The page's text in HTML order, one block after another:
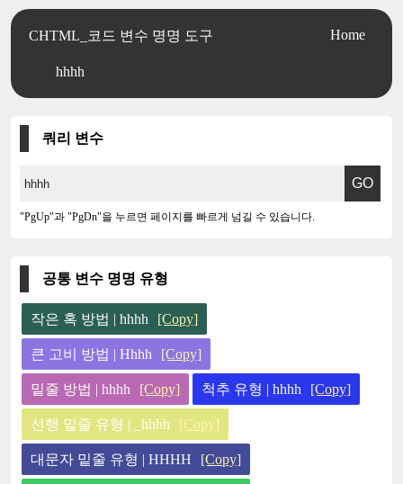
CHTML_코드 변수 명명 도구
hhhh
Home
쿼리 변수
"PgUp"과 "PgDn"을 누르면 페이지를 빠르게 넘길 수 있습니다.
공통 변수 명명 유형
작은 혹 방법 | hhhh [Copy]
큰 고비 방법 | Hhhh [Copy]
밑줄 방법 | hhhh [Copy] 척추 유형 | hhhh [Copy]
선행 밑줄 유형 | _hhhh [Copy]
대문자 밑줄 유형 | HHHH [Copy]